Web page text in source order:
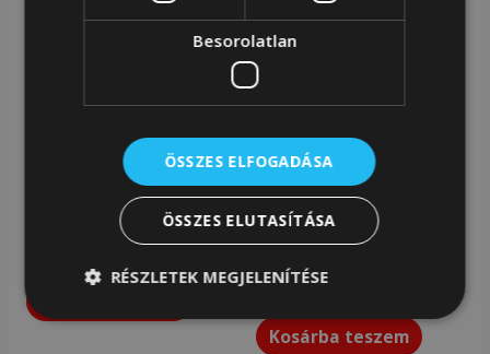
Zellia oldaltáska
ZELLIA NŐI OLDALTÁSKA
21019 KÉK – CRYSTAL –
Zellia oldaltáska
Zellia Női Oldaltáska
Zlb44 Platina Ezüst – Line
Kosárba teszem
Besorolatlan
ÖSSZES ELFOGADÁSA
ÖSSZES ELUTASÍTÁSA
RÉSZLETEK MEGJELENÍTÉSE